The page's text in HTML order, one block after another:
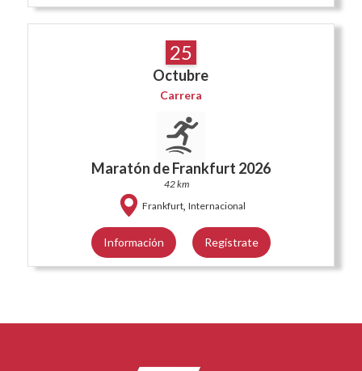
25
Octubre
Carrera
Maratón de Frankfurt 2026
42 km
Frankfurt, Internacional
Información Regístrate